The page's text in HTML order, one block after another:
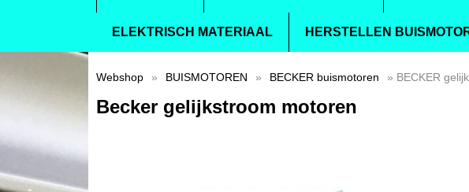
ELEKTRISCH MATERIAAL HERSTELLEN
Webshop » BUISMOTOREN » BECKER buismotoren » BECKER
Becker gelijkstroom motoren